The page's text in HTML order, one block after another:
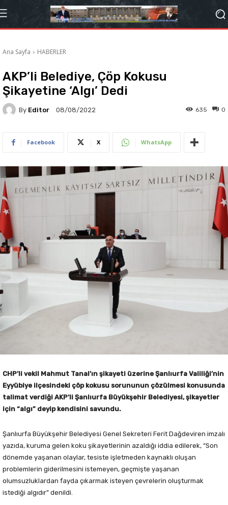
Ana Sayfa HABERLER
AKP’li Belediye, Çöp Kokusu
Şikayetine ‘Algı’ Dedi
By Editor 08/08/2022 0
635
Facebook X WhatsApp
CHP’li vekil Mahmut Tanal’ın şikayeti üzerine Şanlıurfa Valiliği’nin
Eyyübiye ilçesindeki çöp kokusu sorununun çözülmesi konusunda
talimat verdiği AKP’li Şanlıurfa Büyükşehir Belediyesi, şikayetler
için “algı” deyip kendisini savundu.
Şanlıurfa Büyükşehir Belediyesi Genel Sekreteri Ferit Dağdeviren imzalı
yazıda, kuruma gelen koku şikayetlerinin azaldığı iddia edilerek, “Son
dönemde yaşanan olaylar, tesiste işletmeden kaynaklı oluşan
problemlerin giderilmesini istemeyen, geçmişte yaşanan
olumsuzluklardan fayda çıkarmak isteyen çevrelerin oluşturmak
istediği algıdır” denildi.